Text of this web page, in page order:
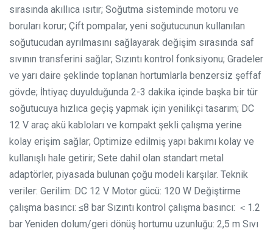
sırasında akıllıca ısıtır; Soğutma sisteminde motoru ve
boruları korur; Çift pompalar, yeni soğutucunun kullanılan
soğutucudan ayrılmasını sağlayarak değişim sırasında saf
sıvının transferini sağlar; Sızıntı kontrol fonksiyonu; Gradeler
ve yarı daire şeklinde toplanan hortumlarla benzersiz şeffaf
gövde; İhtiyaç duyulduğunda 2-3 dakika içinde başka bir tür
soğutucuya hızlıca geçiş yapmak için yenilikçi tasarım; DC
12 V araç akü kabloları ve kompakt şekli çalışma yerine
kolay erişim sağlar; Optimize edilmiş yapı bakımı kolay ve
kullanışlı hale getirir; Sete dahil olan standart metal
adaptörler, piyasada bulunan çoğu modeli karşılar. Teknik
veriler: Gerilim: DC 12 V Motor gücü: 120 W Değiştirme
çalışma basıncı: ≤8 bar Sızıntı kontrol çalışma basıncı: ＜1.2
bar Yeniden dolum/geri dönüş hortumu uzunluğu: 2,5 m Sıvı